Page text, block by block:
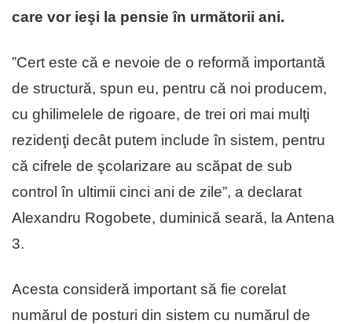
care vor ieşi la pensie în următorii ani.
”Cert este că e nevoie de o reformă importantă
de structură, spun eu, pentru că noi producem,
cu ghilimelele de rigoare, de trei ori mai mulţi
rezidenţi decât putem include în sistem, pentru
că cifrele de şcolarizare au scăpat de sub
control în ultimii cinci ani de zile”, a declarat
Alexandru Rogobete, duminică seară, la Antena
3.
Acesta consideră important să fie corelat
numărul de posturi din sistem cu numărul de